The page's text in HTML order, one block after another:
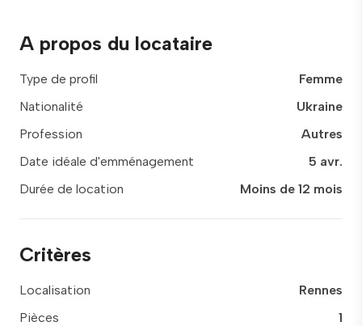
A propos du locataire
Type de profil
Femme
Nationalité
Ukraine
Profession
Autres
Date idéale d'emménagement
5 avr.
Durée de location
Moins de 12 mois
Critères
Localisation
Rennes
Pièces
1